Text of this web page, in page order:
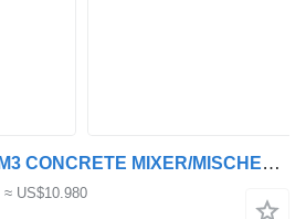
De Buf 2-ASSIGE 10M3 CONCRETE MIXER/MISCHER/MIXER
≈ US$10.980